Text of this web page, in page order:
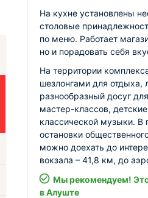
На кухне установлены
столовые
по меню. Работает
но и порадовать себя
На территории
шезлонгами для отдыха,
разнообразный досуг
мастер-классов,
классической музыки.
остановки
можно доехать до
вокзала – 41,8 км, до
Мы рекомендуем! Это
в Алуште